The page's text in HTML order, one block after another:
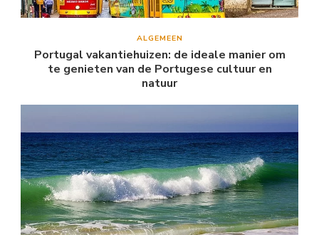
ALGEMEEN
Portugal vakantiehuizen: de ideale manier om
te genieten van de Portugese cultuur en
natuur